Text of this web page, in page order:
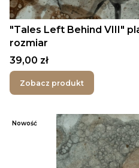
"Tales Left Behind VIII"
rozmiar
Cena
39,00 zł
Zobacz produkt
Nowość